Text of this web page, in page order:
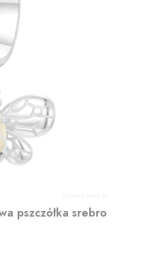
pszczółka srebro